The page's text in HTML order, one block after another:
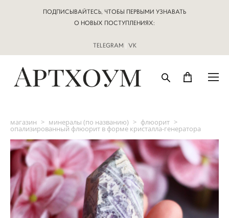
ПОДПИСЫВАЙТЕСЬ, ЧТОБЫ ПЕРВЫМИ УЗНАВАТЬ
О НОВЫХ ПОСТУПЛЕНИЯХ:
TELEGRAM | VK
магазин > минералы (по названию) > флюорит >
опализированный флюорит в форме кристалла-генератора